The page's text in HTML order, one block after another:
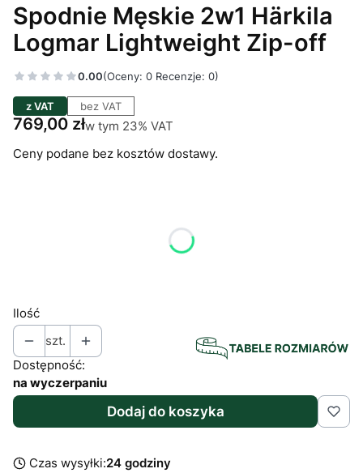
Spodnie Męskie 2w1 Härkila
Logmar Lightweight Zip-off
0.00(Oceny: 0 Recenzje: 0)
z VAT bez VAT
Cena
769,00 złw tym 23% VAT
w tym 23% VAT
Ceny podane bez kosztów dostawy.
Ilość
szt.
Dostępność:
na wyczerpaniu
Dodaj do koszyka
Czas wysyłki:24 godziny